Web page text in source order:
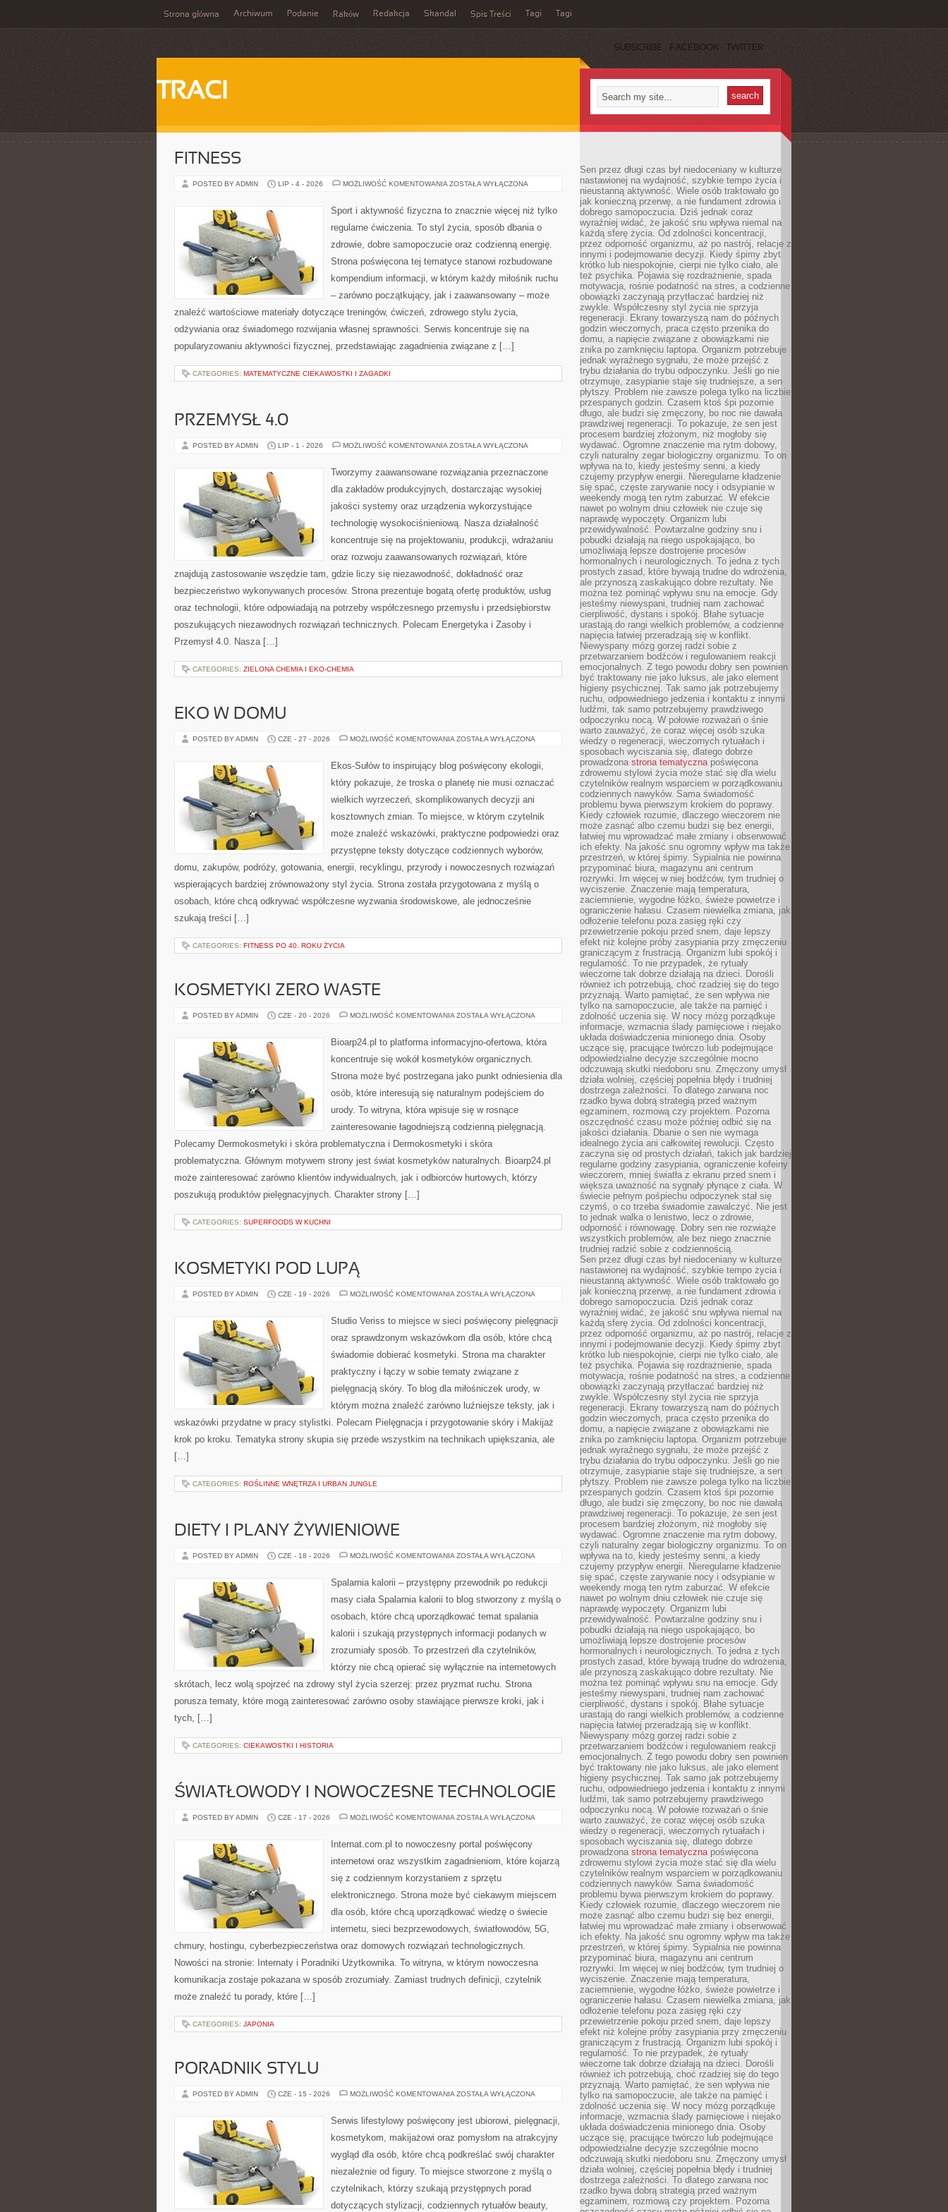
Strona główna Archiwum Podanie Raków Redakcja Skandal Spis Treści Tagi Tagi
SUBSCRIBE FACEBOOK TWITTER
TRACI
FITNESS
POSTED BY ADMIN LIP - 4 - 2026 MOŻLIWOŚĆ KOMENTOWANIA FITNESS
ZOSTAŁA WYŁĄCZONA
Sport i aktywność fizyczna to znacznie więcej niż tylko
regularne ćwiczenia. To styl życia, sposób dbania o
zdrowie, dobre samopoczucie oraz codzienną energię.
Strona poświęcona tej tematyce stanowi rozbudowane
kompendium informacji, w którym każdy miłośnik ruchu
– zarówno początkujący, jak i zaawansowany – może
znaleźć wartościowe materiały dotyczące treningów, ćwiczeń, zdrowego stylu życia,
odżywiania oraz świadomego rozwijania własnej sprawności. Serwis koncentruje się na
popularyzowaniu aktywności fizycznej, przedstawiając zagadnienia związane z […]
CATEGORIES: MATEMATYCZNE CIEKAWOSTKI I ZAGADKI
PRZEMYSŁ 4.0
POSTED BY ADMIN LIP - 1 - 2026 MOŻLIWOŚĆ KOMENTOWANIA PRZEMYSŁ
ZOSTAŁA WYŁĄCZONA
Tworzymy zaawansowane rozwiązania przeznaczone
dla zakładów produkcyjnych, dostarczając wysokiej
jakości systemy oraz urządzenia wykorzystujące
technologię wysokociśnieniową. Nasza działalność
koncentruje się na projektowaniu, produkcji, wdrażaniu
oraz rozwoju zaawansowanych rozwiązań, które
znajdują zastosowanie wszędzie tam, gdzie liczy się niezawodność, dokładność oraz
bezpieczeństwo wykonywanych procesów. Strona prezentuje bogatą ofertę produktów, usług
oraz technologii, które odpowiadają na potrzeby współczesnego przemysłu i przedsiębiorstw
poszukujących niezawodnych rozwiązań technicznych. Polecam Energetyka i Zasoby i
Przemysł 4.0. Nasza […]
CATEGORIES: ZIELONA CHEMIA I EKO-CHEMIA
EKO W DOMU
POSTED BY ADMIN CZE - 27 - 2026 MOŻLIWOŚĆ KOMENTOWANIA EKO
ZOSTAŁA WYŁĄCZONA
Ekos-Sułów to inspirujący blog poświęcony ekologii,
który pokazuje, że troska o planetę nie musi oznaczać
wielkich wyrzeczeń, skomplikowanych decyzji ani
kosztownych zmian. To miejsce, w którym czytelnik
może znaleźć wskazówki, praktyczne podpowiedzi oraz
przystępne teksty dotyczące codziennych wyborów,
domu, zakupów, podróży, gotowania, energii, recyklingu, przyrody i nowoczesnych rozwiązań
wspierających bardziej zrównoważony styl życia. Strona została przygotowana z myślą o
osobach, które chcą odkrywać współczesne wyzwania środowiskowe, ale jednocześnie
szukają treści […]
CATEGORIES: FITNESS PO 40. ROKU ŻYCIA
KOSMETYKI ZERO WASTE
POSTED BY ADMIN CZE - 20 - 2026 MOŻLIWOŚĆ KOMENTOWANIA KOSMETYKI
ZOSTAŁA WYŁĄCZONA
Bioarp24.pl to platforma informacyjno-ofertowa, która
koncentruje się wokół kosmetyków organicznych.
Strona może być postrzegana jako punkt odniesienia dla
osób, które interesują się naturalnym podejściem do
urody. To witryna, która wpisuje się w rosnące
zainteresowanie łagodniejszą codzienną pielęgnacją.
Polecamy Dermokosmetyki i skóra problematyczna i Dermokosmetyki i skóra
problematyczna. Głównym motywem strony jest świat kosmetyków naturalnych. Bioarp24.pl
może zainteresować zarówno klientów indywidualnych, jak i odbiorców hurtowych, którzy
poszukują produktów pielęgnacyjnych. Charakter strony […]
CATEGORIES: SUPERFOODS W KUCHNI
KOSMETYKI POD LUPĄ
POSTED BY ADMIN CZE - 19 - 2026 MOŻLIWOŚĆ KOMENTOWANIA KOSMETYKI
ZOSTAŁA WYŁĄCZONA
Studio Veriss to miejsce w sieci poświęcony pielęgnacji
oraz sprawdzonym wskazówkom dla osób, które chcą
świadomie dobierać kosmetyki. Strona ma charakter
praktyczny i łączy w sobie tematy związane z
pielęgnacją skóry. To blog dla miłośniczek urody, w
którym można znaleźć zarówno luźniejsze teksty, jak i
wskazówki przydatne w pracy stylistki. Polecam Pielęgnacja i przygotowanie skóry i Makijaż
krok po kroku. Tematyka strony skupia się przede wszystkim na technikach upiększania, ale
[…]
CATEGORIES: ROŚLINNE WNĘTRZA I URBAN JUNGLE
DIETY I PLANY ŻYWIENIOWE
POSTED BY ADMIN CZE - 18 - 2026 MOŻLIWOŚĆ KOMENTOWANIA DIETY
ŻYWIENIOWE
ZOSTAŁA WYŁĄCZONA
Spalarnia kalorii – przystępny przewodnik po redukcji
masy ciała Spalarnia kalorii to blog stworzony z myślą o
osobach, które chcą uporządkować temat spalania
kalorii i szukają przystępnych informacji podanych w
zrozumiały sposób. To przestrzeń dla czytelników,
którzy nie chcą opierać się wyłącznie na internetowych
skrótach, lecz wolą spojrzeć na zdrowy styl życia szerzej: przez pryzmat ruchu. Strona
porusza tematy, które mogą zainteresować zarówno osoby stawiające pierwsze kroki, jak i
tych, […]
CATEGORIES: CIEKAWOSTKI I HISTORIA
ŚWIATŁOWODY I NOWOCZESNE TECHNOLOGIE
POSTED BY ADMIN CZE - 17 - 2026 MOŻLIWOŚĆ KOMENTOWANIA ŚWIATŁOWODY
TECHNOLOGIE
ZOSTAŁA WYŁĄCZONA
Internat.com.pl to nowoczesny portal poświęcony
internetowi oraz wszystkim zagadnieniom, które kojarzą
się z codziennym korzystaniem z sprzętu
elektronicznego. Strona może być ciekawym miejscem
dla osób, które chcą uporządkować wiedzę o świecie
internetu, sieci bezprzewodowych, światłowodów, 5G,
chmury, hostingu, cyberbezpieczeństwa oraz domowych rozwiązań technologicznych.
Nowości na stronie: Internaty i Poradniki Użytkownika. To witryna, w którym nowoczesna
komunikacja zostaje pokazana w sposób zrozumiały. Zamiast trudnych definicji, czytelnik
może znaleźć tu porady, które […]
CATEGORIES: JAPONIA
PORADNIK STYLU
POSTED BY ADMIN CZE - 15 - 2026 MOŻLIWOŚĆ KOMENTOWANIA PORADNIK
ZOSTAŁA WYŁĄCZONA
Serwis lifestylowy poświęcony jest ubiorowi, pielęgnacji,
kosmetykom, makijażowi oraz pomysłom na atrakcyjny
wygląd dla osób, które chcą podkreślać swój charakter
niezależnie od figury. To miejsce stworzone z myślą o
czytelnikach, którzy szukają przystępnych porad
dotyczących stylizacji, codziennych rytuałów beauty,
Sen przez długi czas był niedoceniany w kulturze
nastawionej na wydajność, szybkie tempo życia i
nieustanną aktywność. Wiele osób traktowało go
jak konieczną przerwę, a nie fundament zdrowia i
dobrego samopoczucia. Dziś jednak coraz
wyraźniej widać, że jakość snu wpływa niemal na
każdą sferę życia. Od zdolności koncentracji,
przez odporność organizmu, aż po nastrój, relacje z
innymi i podejmowanie decyzji. Kiedy śpimy zbyt
krótko lub niespokojnie, cierpi nie tylko ciało, ale
też psychika. Pojawia się rozdrażnienie, spada
motywacja, rośnie podatność na stres, a codzienne
obowiązki zaczynają przytłaczać bardziej niż
zwykle. Współczesny styl życia nie sprzyja
regeneracji. Ekrany towarzyszą nam do późnych
godzin wieczornych, praca często przenika do
domu, a napięcie związane z obowiązkami nie
znika po zamknięciu laptopa. Organizm potrzebuje
jednak wyraźnego sygnału, że może przejść z
trybu działania do trybu odpoczynku. Jeśli go nie
otrzymuje, zasypianie staje się trudniejsze, a sen
płytszy. Problem nie zawsze polega tylko na liczbie
przespanych godzin. Czasem ktoś śpi pozornie
długo, ale budzi się zmęczony, bo noc nie dawała
prawdziwej regeneracji. To pokazuje, że sen jest
procesem bardziej złożonym, niż mogłoby się
wydawać. Ogromne znaczenie ma rytm dobowy,
czyli naturalny zegar biologiczny organizmu. To on
wpływa na to, kiedy jesteśmy senni, a kiedy
czujemy przypływ energii. Nieregularne kładzenie
się spać, częste zarywanie nocy i odsypianie w
weekendy mogą ten rytm zaburzać. W efekcie
nawet po wolnym dniu człowiek nie czuje się
naprawdę wypoczęty. Organizm lubi
przewidywalność. Powtarzalne godziny snu i
pobudki działają na niego uspokajająco, bo
umożliwiają lepsze dostrojenie procesów
hormonalnych i neurologicznych. To jedna z tych
prostych zasad, które bywają trudne do wdrożenia,
ale przynoszą zaskakująco dobre rezultaty. Nie
można też pominąć wpływu snu na emocje. Gdy
jesteśmy niewyspani, trudniej nam zachować
cierpliwość, dystans i spokój. Błahe sytuacje
urastają do rangi wielkich problemów, a codzienne
napięcia łatwiej przeradzają się w konflikt.
Niewyspany mózg gorzej radzi sobie z
przetwarzaniem bodźców i regulowaniem reakcji
emocjonalnych. Z tego powodu dobry sen powinien
być traktowany nie jako luksus, ale jako element
higieny psychicznej. Tak samo jak potrzebujemy
ruchu, odpowiedniego jedzenia i kontaktu z innymi
ludźmi, tak samo potrzebujemy prawdziwego
odpoczynku nocą. W połowie rozważań o śnie
warto zauważyć, że coraz więcej osób szuka
wiedzy o regeneracji, wieczornych rytuałach i
sposobach wyciszania się, dlatego dobrze
prowadzona strona tematycznapoświęcona
zdrowemu stylowi życia może stać się dla wielu
czytelników realnym wsparciem w porządkowaniu
codziennych nawyków. Sama świadomość
problemu bywa pierwszym krokiem do poprawy.
Kiedy człowiek rozumie, dlaczego wieczorem nie
może zasnąć albo czemu budzi się bez energii,
łatwiej mu wprowadzać małe zmiany i obserwować
ich efekty. Na jakość snu ogromny wpływ ma także
przestrzeń, w której śpimy. Sypialnia nie powinna
przypominać biura, magazynu ani centrum
rozrywki. Im więcej w niej bodźców, tym trudniej o
wyciszenie. Znaczenie mają temperatura,
zaciemnienie, wygodne łóżko, świeże powietrze i
ograniczenie hałasu. Czasem niewielka zmiana, jak
odłożenie telefonu poza zasięg ręki czy
przewietrzenie pokoju przed snem, daje lepszy
efekt niż kolejne próby zasypiania przy zmęczeniu
graniczącym z frustracją. Organizm lubi spokój i
regularność. To nie przypadek, że rytuały
wieczorne tak dobrze działają na dzieci. Dorośli
również ich potrzebują, choć rzadziej się do tego
przyznają. Warto pamiętać, że sen wpływa nie
tylko na samopoczucie, ale także na pamięć i
zdolność uczenia się. W nocy mózg porządkuje
informacje, wzmacnia ślady pamięciowe i niejako
układa doświadczenia minionego dnia. Osoby
uczące się, pracujące twórczo lub podejmujące
odpowiedzialne decyzje szczególnie mocno
odczuwają skutki niedoboru snu. Zmęczony umysł
działa wolniej, częściej popełnia błędy i trudniej
dostrzega zależności. To dlatego zarwana noc
rzadko bywa dobrą strategią przed ważnym
egzaminem, rozmową czy projektem. Pozorna
oszczędność czasu może później odbić się na
jakości działania. Dbanie o sen nie wymaga
idealnego życia ani całkowitej rewolucji. Często
zaczyna się od prostych działań, takich jak bardziej
regularne godziny zasypiania, ograniczenie kofeiny
wieczorem, mniej światła z ekranu przed snem i
większa uważność na sygnały płynące z ciała. W
świecie pełnym pośpiechu odpoczynek stał się
czymś, o co trzeba świadomie zawalczyć. Nie jest
to jednak walka o lenistwo, lecz o zdrowie,
odporność i równowagę. Dobry sen nie rozwiąże
wszystkich problemów, ale bez niego znacznie
trudniej radzić sobie z codziennością.
Sen przez długi czas był niedoceniany w kulturze
nastawionej na wydajność, szybkie tempo życia i
nieustanną aktywność. Wiele osób traktowało go
jak konieczną przerwę, a nie fundament zdrowia i
dobrego samopoczucia. Dziś jednak coraz
wyraźniej widać, że jakość snu wpływa niemal na
każdą sferę życia. Od zdolności koncentracji,
przez odporność organizmu, aż po nastrój, relacje z
innymi i podejmowanie decyzji. Kiedy śpimy zbyt
krótko lub niespokojnie, cierpi nie tylko ciało, ale
też psychika. Pojawia się rozdrażnienie, spada
motywacja, rośnie podatność na stres, a codzienne
obowiązki zaczynają przytłaczać bardziej niż
zwykle. Współczesny styl życia nie sprzyja
regeneracji. Ekrany towarzyszą nam do późnych
godzin wieczornych, praca często przenika do
domu, a napięcie związane z obowiązkami nie
znika po zamknięciu laptopa. Organizm potrzebuje
jednak wyraźnego sygnału, że może przejść z
trybu działania do trybu odpoczynku. Jeśli go nie
otrzymuje, zasypianie staje się trudniejsze, a sen
płytszy. Problem nie zawsze polega tylko na liczbie
przespanych godzin. Czasem ktoś śpi pozornie
długo, ale budzi się zmęczony, bo noc nie dawała
prawdziwej regeneracji. To pokazuje, że sen jest
procesem bardziej złożonym, niż mogłoby się
wydawać. Ogromne znaczenie ma rytm dobowy,
czyli naturalny zegar biologiczny organizmu. To on
wpływa na to, kiedy jesteśmy senni, a kiedy
czujemy przypływ energii. Nieregularne kładzenie
się spać, częste zarywanie nocy i odsypianie w
weekendy mogą ten rytm zaburzać. W efekcie
nawet po wolnym dniu człowiek nie czuje się
naprawdę wypoczęty. Organizm lubi
przewidywalność. Powtarzalne godziny snu i
pobudki działają na niego uspokajająco, bo
umożliwiają lepsze dostrojenie procesów
hormonalnych i neurologicznych. To jedna z tych
prostych zasad, które bywają trudne do wdrożenia,
ale przynoszą zaskakująco dobre rezultaty. Nie
można też pominąć wpływu snu na emocje. Gdy
jesteśmy niewyspani, trudniej nam zachować
cierpliwość, dystans i spokój. Błahe sytuacje
urastają do rangi wielkich problemów, a codzienne
napięcia łatwiej przeradzają się w konflikt.
Niewyspany mózg gorzej radzi sobie z
przetwarzaniem bodźców i regulowaniem reakcji
emocjonalnych. Z tego powodu dobry sen powinien
być traktowany nie jako luksus, ale jako element
higieny psychicznej. Tak samo jak potrzebujemy
ruchu, odpowiedniego jedzenia i kontaktu z innymi
ludźmi, tak samo potrzebujemy prawdziwego
odpoczynku nocą. W połowie rozważań o śnie
warto zauważyć, że coraz więcej osób szuka
wiedzy o regeneracji, wieczornych rytuałach i
sposobach wyciszania się, dlatego dobrze
prowadzona strona tematycznapoświęcona
zdrowemu stylowi życia może stać się dla wielu
czytelników realnym wsparciem w porządkowaniu
codziennych nawyków. Sama świadomość
problemu bywa pierwszym krokiem do poprawy.
Kiedy człowiek rozumie, dlaczego wieczorem nie
może zasnąć albo czemu budzi się bez energii,
łatwiej mu wprowadzać małe zmiany i obserwować
ich efekty. Na jakość snu ogromny wpływ ma także
przestrzeń, w której śpimy. Sypialnia nie powinna
przypominać biura, magazynu ani centrum
rozrywki. Im więcej w niej bodźców, tym trudniej o
wyciszenie. Znaczenie mają temperatura,
zaciemnienie, wygodne łóżko, świeże powietrze i
ograniczenie hałasu. Czasem niewielka zmiana, jak
odłożenie telefonu poza zasięg ręki czy
przewietrzenie pokoju przed snem, daje lepszy
efekt niż kolejne próby zasypiania przy zmęczeniu
graniczącym z frustracją. Organizm lubi spokój i
regularność. To nie przypadek, że rytuały
wieczorne tak dobrze działają na dzieci. Dorośli
również ich potrzebują, choć rzadziej się do tego
przyznają. Warto pamiętać, że sen wpływa nie
tylko na samopoczucie, ale także na pamięć i
zdolność uczenia się. W nocy mózg porządkuje
informacje, wzmacnia ślady pamięciowe i niejako
układa doświadczenia minionego dnia. Osoby
uczące się, pracujące twórczo lub podejmujące
odpowiedzialne decyzje szczególnie mocno
odczuwają skutki niedoboru snu. Zmęczony umysł
działa wolniej, częściej popełnia błędy i trudniej
dostrzega zależności. To dlatego zarwana noc
rzadko bywa dobrą strategią przed ważnym
egzaminem, rozmową czy projektem. Pozorna